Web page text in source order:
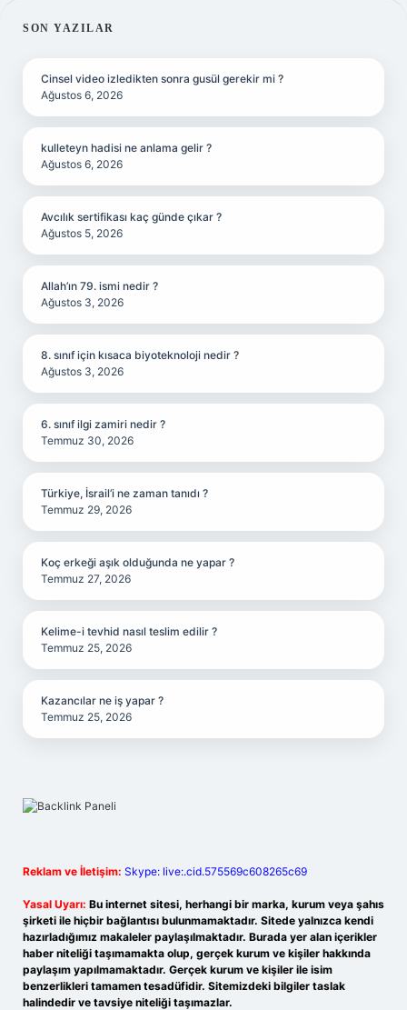
SIDEBAR
SON YAZILAR
Cinsel video izledikten sonra gusül gerekir mi ?
Ağustos 6, 2026
kulleteyn hadisi ne anlama gelir ?
Ağustos 6, 2026
Avcılık sertifikası kaç günde çıkar ?
Ağustos 5, 2026
Allah’ın 79. ismi nedir ?
Ağustos 3, 2026
8. sınıf için kısaca biyoteknoloji nedir ?
Ağustos 3, 2026
6. sınıf ilgi zamiri nedir ?
Temmuz 30, 2026
Türkiye, İsrail’i ne zaman tanıdı ?
Temmuz 29, 2026
Koç erkeği aşık olduğunda ne yapar ?
Temmuz 27, 2026
Kelime-i tevhid nasıl teslim edilir ?
Temmuz 25, 2026
Kazancılar ne iş yapar ?
Temmuz 25, 2026
Reklam ve İletişim: Skype: live:.cid.575569c608265c69
Yasal Uyarı: Bu internet sitesi, herhangi bir marka, kurum veya şahıs
şirketi ile hiçbir bağlantısı bulunmamaktadır. Sitede yalnızca kendi
hazırladığımız makaleler paylaşılmaktadır. Burada yer alan içerikler
haber niteliği taşımamakta olup, gerçek kurum ve kişiler hakkında
paylaşım yapılmamaktadır. Gerçek kurum ve kişiler ile isim
benzerlikleri tamamen tesadüfidir. Sitemizdeki bilgiler taslak
halindedir ve tavsiye niteliği taşımazlar.